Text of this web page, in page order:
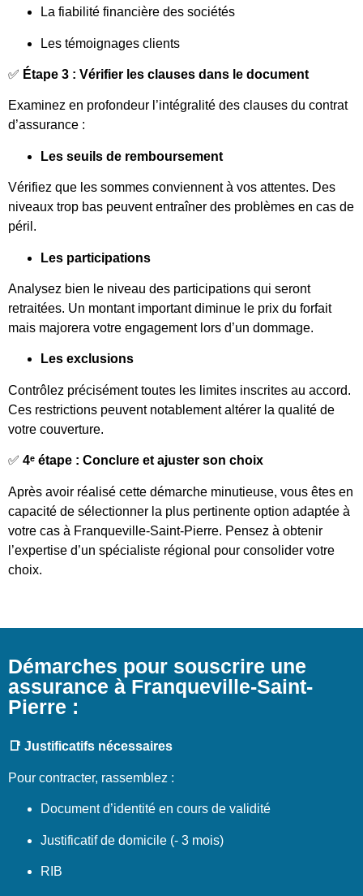
La fiabilité financière des sociétés
Les témoignages clients
✅ Étape 3 : Vérifier les clauses dans le document
Examinez en profondeur l’intégralité des clauses du contrat
d’assurance :
Les seuils de remboursement
Vérifiez que les sommes conviennent à vos attentes. Des
niveaux trop bas peuvent entraîner des problèmes en cas de
péril.
Les participations
Analysez bien le niveau des participations qui seront
retraitées. Un montant important diminue le prix du forfait
mais majorera votre engagement lors d’un dommage.
Les exclusions
Contrôlez précisément toutes les limites inscrites au accord.
Ces restrictions peuvent notablement altérer la qualité de
votre couverture.
✅ 4ᵉ étape : Conclure et ajuster son choix
Après avoir réalisé cette démarche minutieuse, vous êtes en
capacité de sélectionner la plus pertinente option adaptée à
votre cas à Franqueville-Saint-Pierre. Pensez à obtenir
l’expertise d’un spécialiste régional pour consolider votre
choix.
Démarches pour souscrire une
assurance à Franqueville-Saint-
Pierre :
📑 Justificatifs nécessaires
Pour contracter, rassemblez :
Document d’identité en cours de validité
Justificatif de domicile (- 3 mois)
RIB